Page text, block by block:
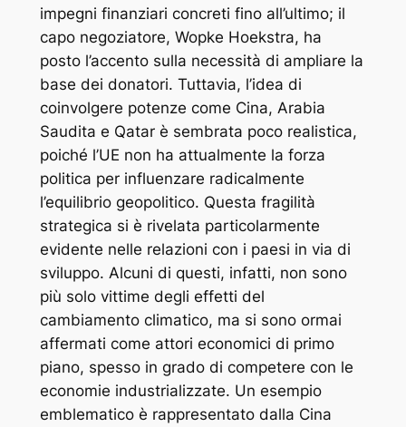
impegni finanziari concreti fino all’ultimo; il
capo negoziatore, Wopke Hoekstra, ha
posto l’accento sulla necessità di ampliare la
base dei donatori. Tuttavia, l’idea di
coinvolgere potenze come Cina, Arabia
Saudita e Qatar è sembrata poco realistica,
poiché l’UE non ha attualmente la forza
politica per influenzare radicalmente
l’equilibrio geopolitico. Questa fragilità
strategica si è rivelata particolarmente
evidente nelle relazioni con i paesi in via di
sviluppo. Alcuni di questi, infatti, non sono
più solo vittime degli effetti del
cambiamento climatico, ma si sono ormai
affermati come attori economici di primo
piano, spesso in grado di competere con le
economie industrializzate. Un esempio
emblematico è rappresentato dalla Cina